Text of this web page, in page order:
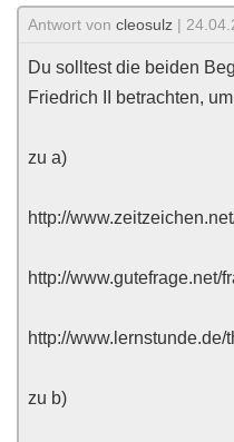
Antwort von cleosulz |
Du solltest die beiden
Friedrich II betrachten,
zu a)
http://
http://www.gutefrage.net/
http://
zu b)